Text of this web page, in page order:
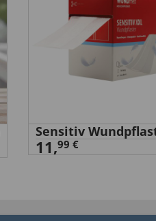
Sensitiv
11,99 €